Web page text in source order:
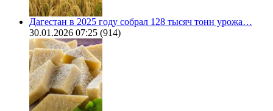
Дагестан в 2025 году собрал 128 тысяч тонн урожа…
30.01.2026 07:25 (914)